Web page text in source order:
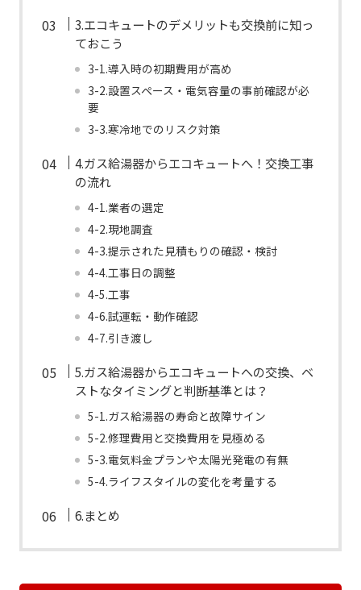
3.エコキュートのデメリットも交換前に知っ
ておこう
3-1.導入時の初期費用が高め
3-2.設置スペース・電気容量の事前確認が必
要
3-3.寒冷地でのリスク対策
4.ガス給湯器からエコキュートへ！交換工事
の流れ
4-1.業者の選定
4-2.現地調査
4-3.提示された見積もりの確認・検討
4-4.工事日の調整
4-5.工事
4-6.試運転・動作確認
4-7.引き渡し
5.ガス給湯器からエコキュートへの交換、ベ
ストなタイミングと判断基準とは？
5-1.ガス給湯器の寿命と故障サイン
5-2.修理費用と交換費用を見極める
5-3.電気料金プランや太陽光発電の有無
5-4.ライフスタイルの変化を考量する
6.まとめ